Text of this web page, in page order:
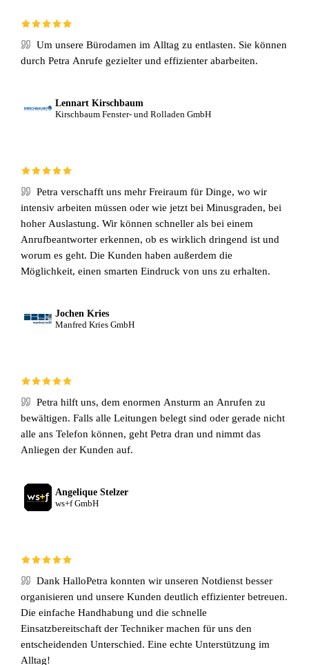
Um unsere Bürodamen im Alltag zu entlasten. Sie können
durch Petra Anrufe gezielter und effizienter abarbeiten.
Lennart Kirschbaum
Kirschbaum Fenster- und Rolladen GmbH
Petra verschafft uns mehr Freiraum für Dinge, wo wir
intensiv arbeiten müssen oder wie jetzt bei Minusgraden, bei
hoher Auslastung. Wir können schneller als bei einem
Anrufbeantworter erkennen, ob es wirklich dringend ist und
worum es geht. Die Kunden haben außerdem die
Möglichkeit, einen smarten Eindruck von uns zu erhalten.
Jochen Kries
Manfred Kries GmbH
Petra hilft uns, dem enormen Ansturm an Anrufen zu
bewältigen. Falls alle Leitungen belegt sind oder gerade nicht
alle ans Telefon können, geht Petra dran und nimmt das
Anliegen der Kunden auf.
Angelique Stelzer
ws+f GmbH
Dank HalloPetra konnten wir unseren Notdienst besser
organisieren und unsere Kunden deutlich effizienter betreuen.
Die einfache Handhabung und die schnelle
Einsatzbereitschaft der Techniker machen für uns den
entscheidenden Unterschied. Eine echte Unterstützung im
Alltag!